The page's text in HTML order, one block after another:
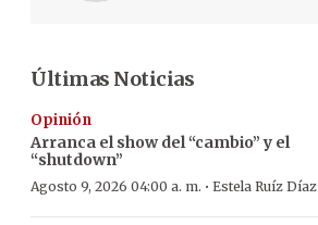
Últimas Noticias
Opinión
Arranca el show del “cambio” y el
“shutdown”
Agosto 9, 2026 04:00 a. m. · Estela Ruíz Díaz